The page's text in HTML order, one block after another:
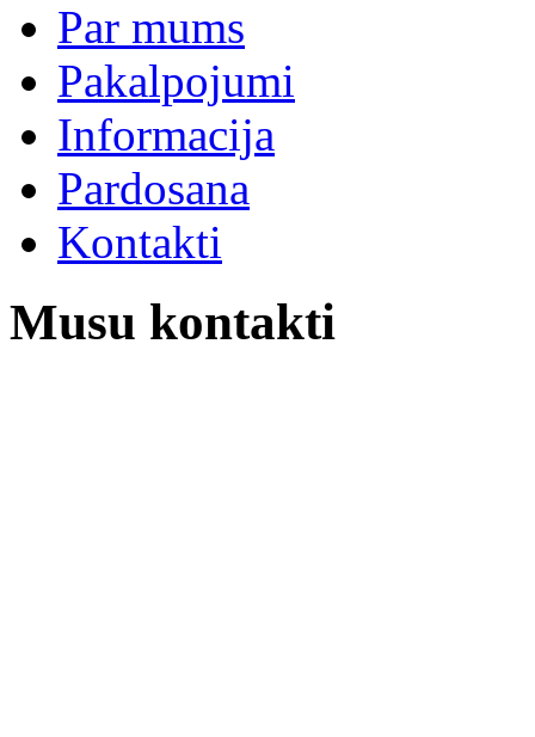
Par mums
Pakalpojumi
Informacija
Pardosana
Kontakti
Musu kontakti